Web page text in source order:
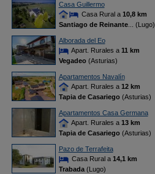
Casa Guillermo
Casa Rural a 10,8 km
Santiago de Reinante... (Lugo)
Alborada del Eo
Apart. Rurales a 11 km
Vegadeo(Asturias)
Apartamentos Navalín
Apart. Rurales a 12 km
Tapia de Casariego(Asturias)
Apartamentos Casa Germana
Apart. Rurales a 13 km
Tapia de Casariego(Asturias)
Pazo de Terrafeita
Casa Rural a 14,1 km
Trabada(Lugo)